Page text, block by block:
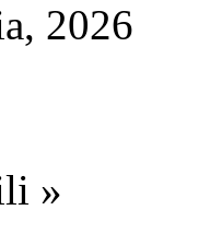
2026
»